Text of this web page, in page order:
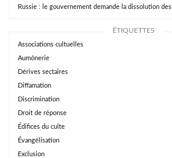
Russie : le gouvernement demande la dissolution
ÉTIQUETTES
Associations cultuelles
Aumônerie
Dérives sectaires
Diffamation
Discrimination
Droit de réponse
Édifices du culte
Évangélisation
Exclusion